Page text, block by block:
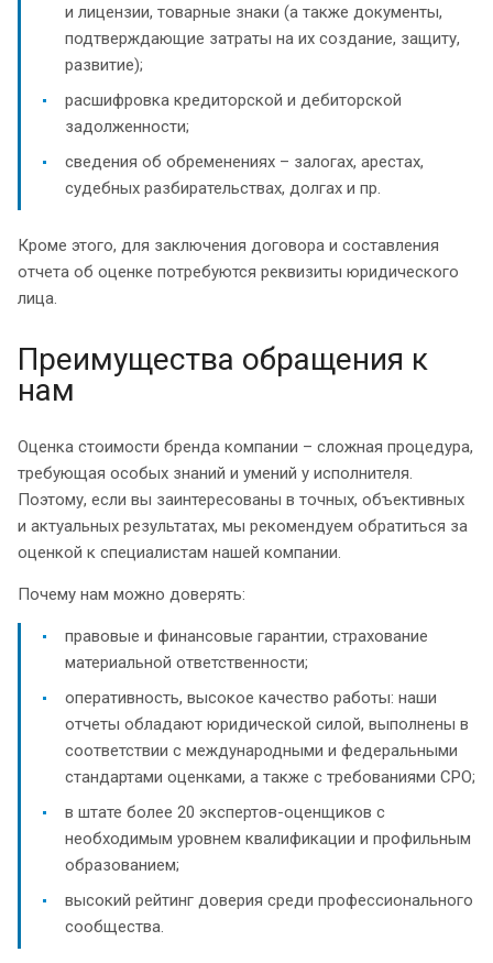
и лицензии, товарные знаки (а также документы,
подтверждающие затраты на их создание, защиту,
развитие);
расшифровка кредиторской и дебиторской
задолженности;
сведения об обременениях – залогах, арестах,
судебных разбирательствах, долгах и пр.
Кроме этого, для заключения договора и составления
отчета об оценке потребуются реквизиты юридического
лица.
Преимущества обращения к
нам
Оценка стоимости бренда компании – сложная процедура,
требующая особых знаний и умений у исполнителя.
Поэтому, если вы заинтересованы в точных, объективных
и актуальных результатах, мы рекомендуем обратиться за
оценкой к специалистам нашей компании.
Почему нам можно доверять:
правовые и финансовые гарантии, страхование
материальной ответственности;
оперативность, высокое качество работы: наши
отчеты обладают юридической силой, выполнены в
соответствии с международными и федеральными
стандартами оценками, а также с требованиями СРО;
в штате более 20 экспертов-оценщиков с
необходимым уровнем квалификации и профильным
образованием;
высокий рейтинг доверия среди профессионального
сообщества.